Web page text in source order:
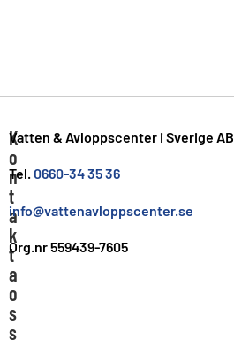
K
o
n
t
a
k
t
a
o
s
s
Vatten & Avloppscenter i Sverige AB
Tel.0660-34 35 36
info@vattenavloppscenter.se
Org.nr 559439-7605